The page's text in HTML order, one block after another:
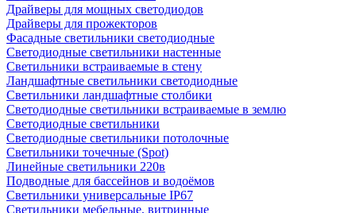
Драйверы для мощных светодиодов
Драйверы для прожекторов
Фасадные светильники светодиодные
Светодиодные светильники настенные
Светильники встраиваемые в стену
Ландшафтные светильники светодиодные
Светильники ландшафтные столбики
Светодиодные светильники встраиваемые в землю
Светодиодные светильники
Светодиодные светильники потолочные
Светильники точечные (Spot)
Линейные светильники 220в
Подводные для бассейнов и водоёмов
Светильники универсальные IP67
Светильники мебельные, витринные